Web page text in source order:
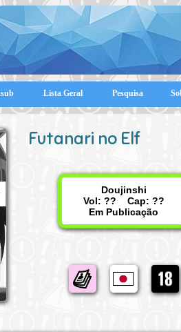
Lista Geral Pesquisa
Futanari no Elf
Doujinshi
Vol: ?? Cap: ??
Em Publicação